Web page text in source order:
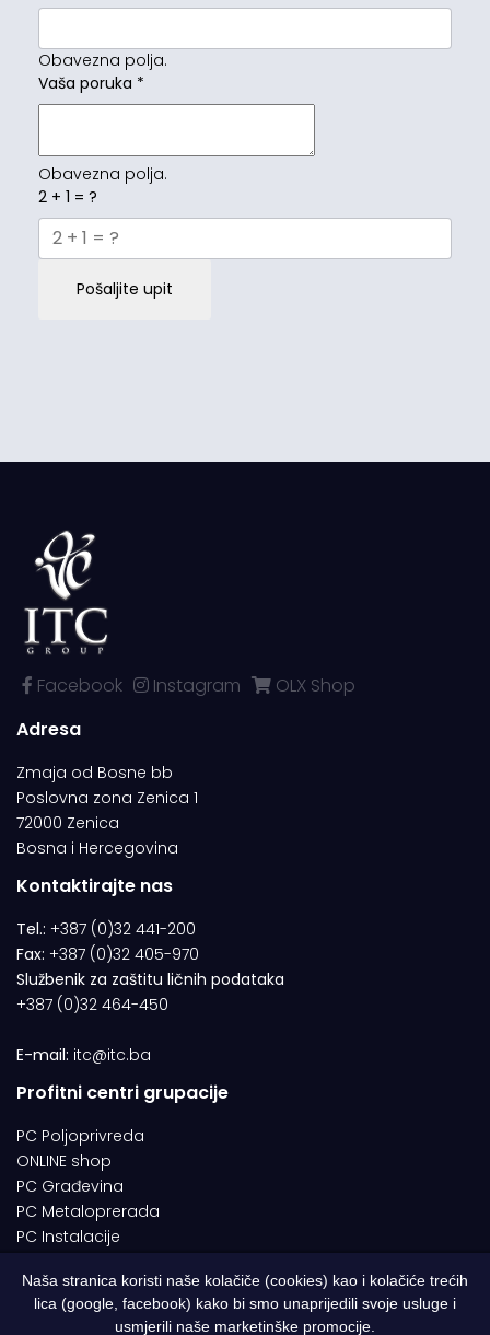
Obavezna polja.
Vaša poruka *
Obavezna polja.
2 + 1 = ?
Pošaljite upit
Facebook Instagram
OLX Shop
Adresa
Zmaja od Bosne bb
Poslovna zona Zenica 1
72000 Zenica
Bosna i Hercegovina
Kontaktirajte nas
Tel.: +387 (0)32 441-200
Fax: +387 (0)32 405-970
Službenik za zaštitu ličnih podataka
+387 (0)32 464-450
E-mail: itc@itc.ba
Profitni centri grupacije
PC Poljoprivreda
ONLINE shop
PC Građevina
PC Metaloprerada
PC Instalacije
© 1994-2026 | ITC d.o.o. Zenica. Sva prava pridržana | Designed by
Naša stranica koristi naše kolačiče (cookies) kao i kolačiće trećih
lica (google, facebook) kako bi smo unaprijedili svoje usluge i
usmjerili naše marketinške promocije.